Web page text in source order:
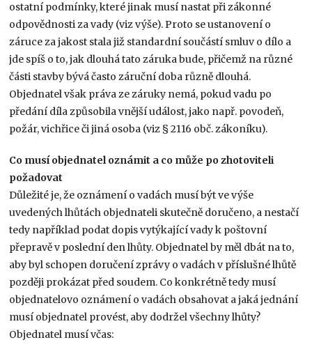
ostatní podmínky, které jinak musí nastat při zákonné
odpovědnosti za vady (viz výše). Proto se ustanovení o
záruce za jakost stala již standardní součástí smluv o dílo a
jde spíš o to, jak dlouhá tato záruka bude, přičemž na různé
části stavby bývá často záruční doba různě dlouhá.
Objednatel však práva ze záruky nemá, pokud vadu po
předání díla způsobila vnější událost, jako např. povodeň,
požár, vichřice či jiná osoba (viz § 2116 obč. zákoníku).
Co musí objednatel oznámit a co může po zhotoviteli
požadovat
Důležité je, že oznámení o vadách musí být ve výše
uvedených lhůtách objednateli skutečně doručeno, a nestačí
tedy například podat dopis vytýkající vady k poštovní
přepravě v poslední den lhůty. Objednatel by měl dbát na to,
aby byl schopen doručení zprávy o vadách v příslušné lhůtě
později prokázat před soudem. Co konkrétně tedy musí
objednatelovo oznámení o vadách obsahovat a jaká jednání
musí objednatel provést, aby dodržel všechny lhůty?
Objednatel musí včas: